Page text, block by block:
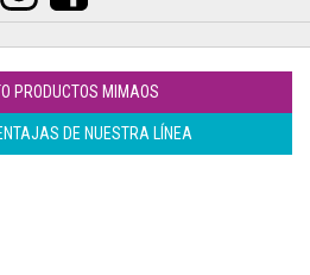
PRODUCTOS MIMAOS
DE NUESTRA LÍNEA